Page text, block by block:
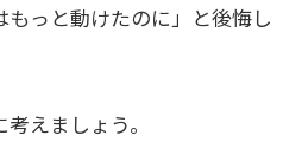
っと動けたのに」と後悔し
えましょう。